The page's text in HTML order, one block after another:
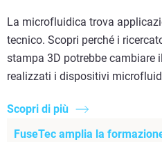
La microfluidica trova
tecnico. Scopri perché i
stampa 3D potrebbe cambiare
realizzati i dispositivi
Scopri di più
FuseTec amplia la